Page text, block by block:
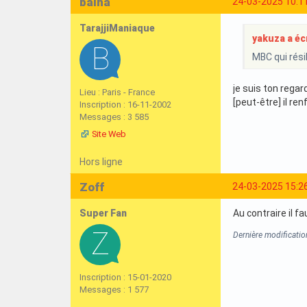
TarajjiManiaque
Lieu : Paris - France
Inscription : 16-11-2002
Messages : 3 585
Site Web
yakuza a
MBC qui
je suis ton
[peut-être] il
Hors ligne
24-03-2025
Zoff
Super Fan
Inscription : 15-01-2020
Messages : 1 577
Au contraire il
Dernière